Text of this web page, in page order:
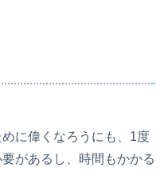
に偉くなろうにも、1度
があるし、時間もかかる